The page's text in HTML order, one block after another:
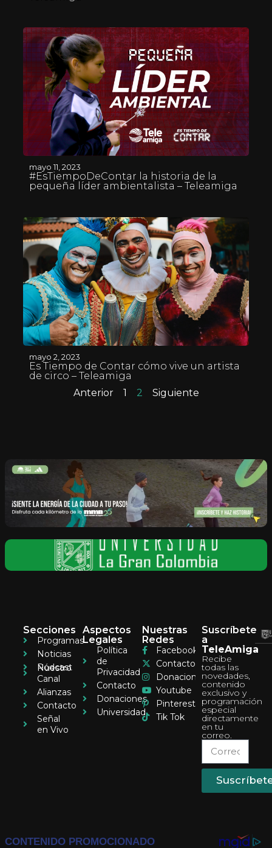
mayo 11, 2023
#EsTiempoDeContar la historia de la
pequeña líder ambientalista – Teleamiga
mayo 2, 2023
Es Tiempo de Contar cómo vive un artista
de circo – Teleamiga
Anterior
1 2 Siguiente
Secciones
Programas
Noticias
Pódcast
Nuestro
Canal
Alianzas
Contacto
Señal
en Vivo
Aspectos
Legales
Política
de
Privacidad
Contacto
Donaciones
Universidad
Nuestras
Redes
Facebook
Contacto
Donaciones
Youtube
Pinterest
Tik Tok
Suscríbete
a
TeleAmiga
Recibe
todas las
novedades,
contenido
exclusivo y
programación
especial
directamente
en tu
correo.